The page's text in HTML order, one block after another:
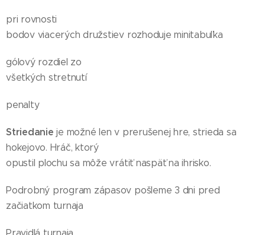
pri rovnosti
bodov viacerých družstiev rozhoduje minitabuľka
gólový rozdiel zo
všetkých stretnutí
penalty
Striedanieje možné len v prerušenej hre, strieda sa
hokejovo. Hráč, ktorý
opustil plochu sa môže vrátiť naspäť na ihrisko.
Podrobný program zápasov pošleme 3 dni pred
začiatkom turnaja